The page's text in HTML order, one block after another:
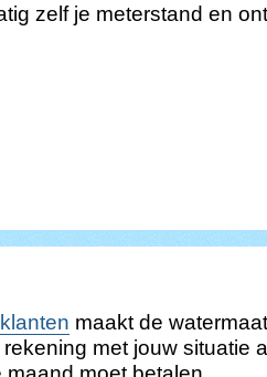
zelf je meterstand en
maakt de
met jouw situatie